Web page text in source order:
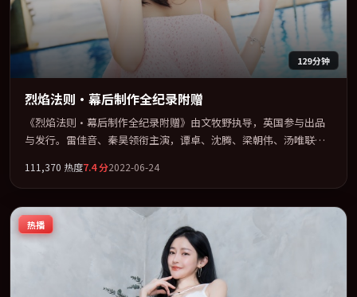
129分钟
烈焰法则·幕后制作全纪录附赠
《烈焰法则·幕后制作全纪录附赠》由文牧野执导，英国参与出品
与发行。雷佳音、秦昊领衔主演，谭卓、沈腾、梁朝伟、汤唯联袂
悚」类型为骨架，在叙事、表演与视听上力求统一。定于 2022-12-
09 在内地院线及主流平台同步亮相，2022 年度话题片中口碑稳健，
适合喜欢强情节与人物弧光的观众完整观看。
111,370 热度7.4分2022-06-24
热播